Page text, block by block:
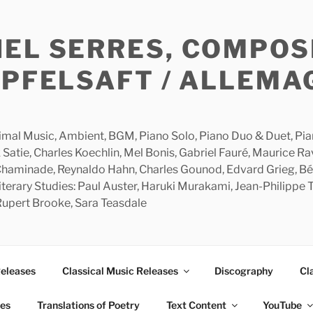
SERRES,
/
Music, Ambient, BGM, Piano Solo, Piano Duo & Duet,
Charles Koechlin, Mel Bonis, Gabriel Fauré, Maurice
Reynaldo Hahn, Charles Gounod, Edvard Grieg,
Studies: Paul Auster, Haruki Murakami, Jean-Philippe
Brooke, Sara Teasdale
Classical Music Releases Discography
Translations of Poetry Text Content YouTube